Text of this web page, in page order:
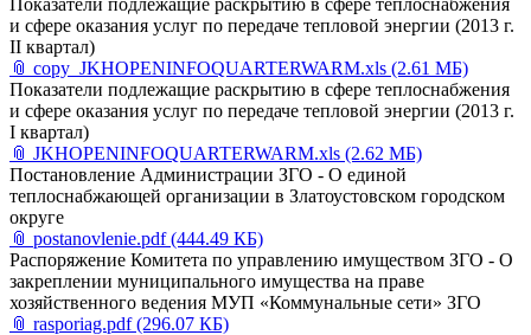
и сфере оказания услуг по передаче тепловой энергии (2013 г.
II квартал)
📎 copy_JKHOPENINFOQUARTERWARM.xls (2.61 МБ)
Показатели подлежащие раскрытию в сфере теплоснабжения
и сфере оказания услуг по передаче тепловой энергии (2013 г.
I квартал)
📎 JKHOPENINFOQUARTERWARM.xls (2.62 МБ)
Постановление Администрации ЗГО - О единой
теплоснабжающей организации в Златоустовском городском
округе
📎 postanovlenie.pdf (444.49 КБ)
Распоряжение Комитета по управлению имуществом ЗГО - О
закреплении муниципального имущества на праве
хозяйственного ведения МУП «Коммунальные сети» ЗГО
📎 rasporiag.pdf (296.07 КБ)